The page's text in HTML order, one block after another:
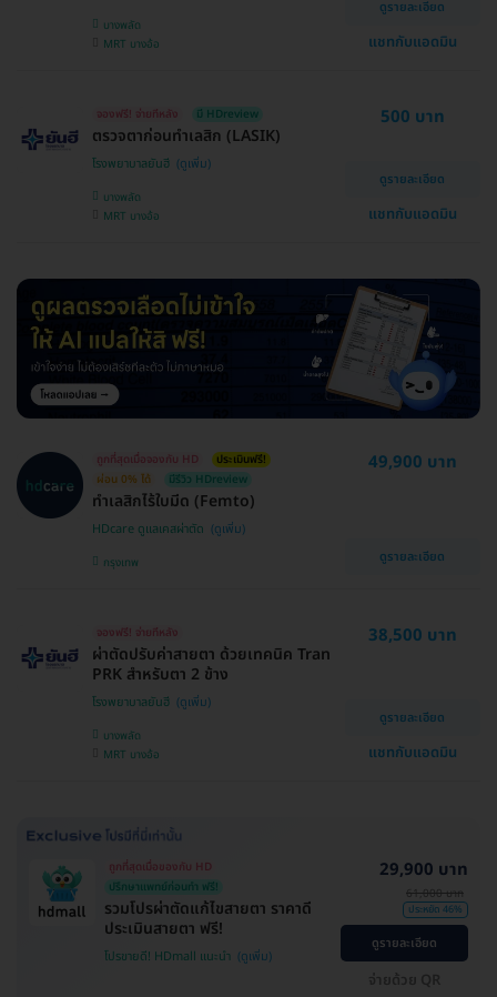
บางพลัด
MRT บางอ้อ
ดูรายละเอียด
แชทกับแอดมิน
จองฟรี! จ่ายทีหลัง มี HDreview
ตรวจตาก่อนทำเลสิก (LASIK)
โรงพยาบาลยันฮี
บางพลัด
MRT บางอ้อ
500 บาท
ดูรายละเอียด
แชทกับแอดมิน
ถูกที่สุดเมื่อจองกับ HD
ประเมินฟรี!
ผ่อน 0% ได้
มีรีวิว HDreview
ทำเลสิกไร้ใบมีด (Femto)
HDcare ดูแลเคสผ่าตัด
กรุงเทพ
49,900 บาท
ดูรายละเอียด
จองฟรี! จ่ายทีหลัง
ผ่าตัดปรับค่าสายตา ด้วยเทคนิค Tran
PRK สำหรับตา 2 ข้าง
โรงพยาบาลยันฮี
บางพลัด
MRT บางอ้อ
38,500 บาท
ดูรายละเอียด
แชทกับแอดมิน
ถูกที่สุดเมื่อของกับ HD
ปรึกษาแพทย์ก่อนทำ ฟรี!
รวมโปรผ่าตัดแก้ไขสายตา ราคาดี
ประเมินสายตา ฟรี!
โปรขายดี! HDmall แนะนำ
29,900 บาท
61,000 บาท
ประหยัด 46%
ดูรายละเอียด